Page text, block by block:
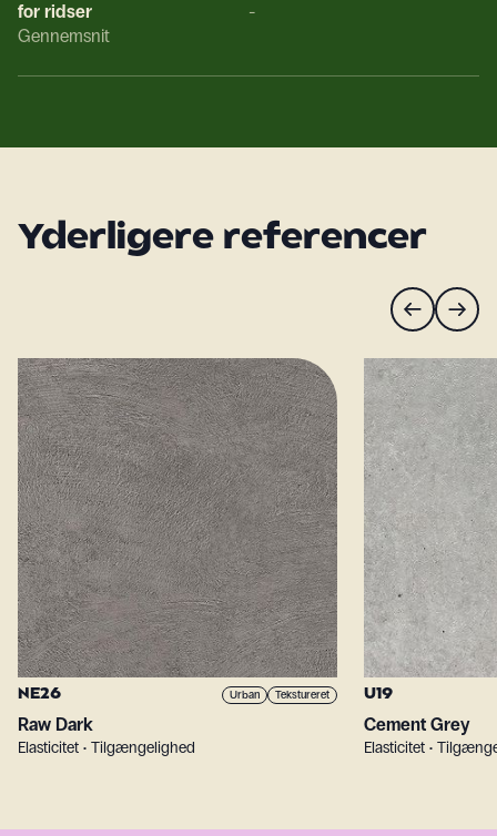
for ridser
Gennemsnit
-
Yderligere referencer
NE26 Urban Tekstureret
Raw Dark
Elasticitet • Tilgængelighed
U19
Cement Grey
Elasticitet •